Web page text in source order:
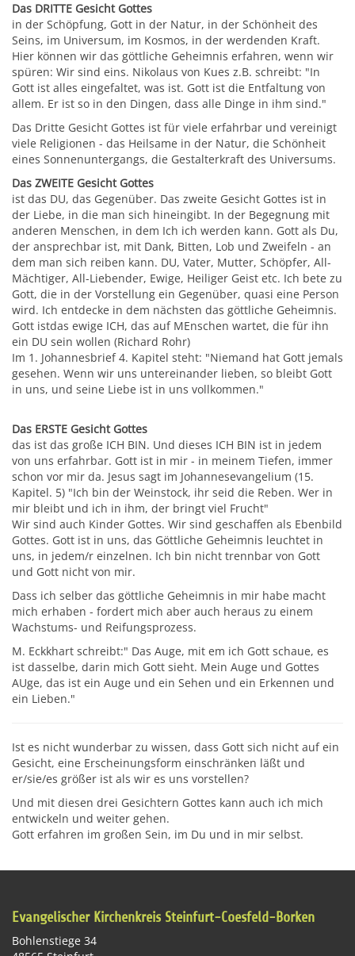
Das DRITTE Gesicht Gottes
in der Schöpfung, Gott in der Natur, in der Schönheit des
Seins, im Universum, im Kosmos, in der werdenden Kraft.
Hier können wir das göttliche Geheimnis erfahren, wenn wir
spüren: Wir sind eins. Nikolaus von Kues z.B. schreibt: "In
Gott ist alles eingefaltet, was ist. Gott ist die Entfaltung von
allem. Er ist so in den Dingen, dass alle Dinge in ihm sind."
Das Dritte Gesicht Gottes ist für viele erfahrbar und vereinigt
viele Religionen - das Heilsame in der Natur, die Schönheit
eines Sonnenuntergangs, die Gestalterkraft des Universums.
Das ZWEITE Gesicht Gottes
ist das DU, das Gegenüber. Das zweite Gesicht Gottes ist in
der Liebe, in die man sich hineingibt. In der Begegnung mit
anderen Menschen, in dem Ich ich werden kann. Gott als Du,
der ansprechbar ist, mit Dank, Bitten, Lob und Zweifeln - an
dem man sich reiben kann. DU, Vater, Mutter, Schöpfer, All-
Mächtiger, All-Liebender, Ewige, Heiliger Geist etc. Ich bete zu
Gott, die in der Vorstellung ein Gegenüber, quasi eine Person
wird. Ich entdecke in dem nächsten das göttliche Geheimnis.
Gott istdas ewige ICH, das auf MEnschen wartet, die für ihn
ein DU sein wollen (Richard Rohr)
Im 1. Johannesbrief 4. Kapitel steht: "Niemand hat Gott jemals
gesehen. Wenn wir uns untereinander lieben, so bleibt Gott
in uns, und seine Liebe ist in uns vollkommen."
Das ERSTE Gesicht Gottes
das ist das große ICH BIN. Und dieses ICH BIN ist in jedem
von uns erfahrbar. Gott ist in mir - in meinem Tiefen, immer
schon vor mir da. Jesus sagt im Johannesevangelium (15.
Kapitel. 5) "Ich bin der Weinstock, ihr seid die Reben. Wer in
mir bleibt und ich in ihm, der bringt viel Frucht"
Wir sind auch Kinder Gottes. Wir sind geschaffen als Ebenbild
Gottes. Gott ist in uns, das Göttliche Geheimnis leuchtet in
uns, in jedem/r einzelnen. Ich bin nicht trennbar von Gott
und Gott nicht von mir.
Dass ich selber das göttliche Geheimnis in mir habe macht
mich erhaben - fordert mich aber auch heraus zu einem
Wachstums- und Reifungsprozess.
M. Eckkhart schreibt:" Das Auge, mit em ich Gott schaue, es
ist dasselbe, darin mich Gott sieht. Mein Auge und Gottes
AUge, das ist ein Auge und ein Sehen und ein Erkennen und
ein Lieben."
Ist es nicht wunderbar zu wissen, dass Gott sich nicht auf ein
Gesicht, eine Erscheinungsform einschränken läßt und
er/sie/es größer ist als wir es uns vorstellen?
Und mit diesen drei Gesichtern Gottes kann auch ich mich
entwickeln und weiter gehen.
Gott erfahren im großen Sein, im Du und in mir selbst.
Evangelischer Kirchenkreis Steinfurt-Coesfeld-Borken
Bohlenstiege 34